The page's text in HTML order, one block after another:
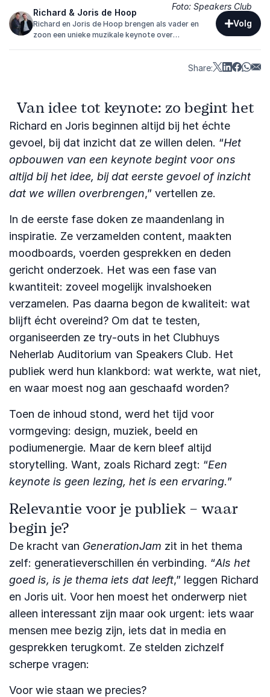
Foto: Speakers Club
Richard & Joris de Hoop
Richard en Joris de Hoop brengen als vader en
zoon een unieke muzikale keynote over
Volg
Share:
Van idee tot keynote: zo begint het
Richard en Joris beginnen altijd bij het échte
gevoel, bij dat inzicht dat ze willen delen. “Het
opbouwen van een keynote begint voor ons
altijd bij het idee, bij dat eerste gevoel of inzicht
dat we willen overbrengen,” vertellen ze.
In de eerste fase doken ze maandenlang in
inspiratie. Ze verzamelden content, maakten
moodboards, voerden gesprekken en deden
gericht onderzoek. Het was een fase van
kwantiteit: zoveel mogelijk invalshoeken
verzamelen. Pas daarna begon de kwaliteit: wat
blijft écht overeind? Om dat te testen,
organiseerden ze try‑outs in het Clubhuys
Neherlab Auditorium van Speakers Club. Het
publiek werd hun klankbord: wat werkte, wat niet,
en waar moest nog aan geschaafd worden?
Toen de inhoud stond, werd het tijd voor
vormgeving: design, muziek, beeld en
podiumenergie. Maar de kern bleef altijd
storytelling. Want, zoals Richard zegt: “Een
keynote is geen lezing, het is een ervaring.”
Relevantie voor je publiek – waar
begin je?
De kracht van GenerationJam zit in het thema
zelf: generatieverschillen én verbinding. “Als het
goed is, is je thema iets dat leeft,” leggen Richard
en Joris uit. Voor hen moest het onderwerp niet
alleen interessant zijn maar ook urgent: iets waar
mensen mee bezig zijn, iets dat in media en
gesprekken terugkomt. Ze stelden zichzelf
scherpe vragen:
Voor wie staan we precies?